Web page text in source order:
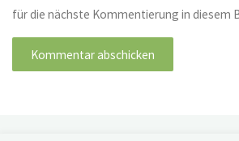
für die nächste Kommentierung in diesem